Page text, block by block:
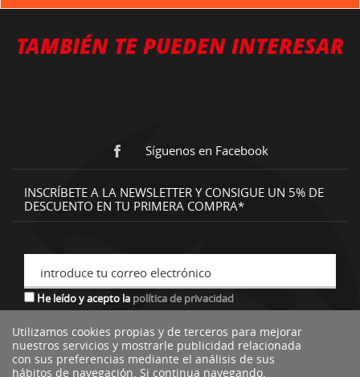
TAMBIÉN TE PUEDEN INTERESAR
Síguenos en Facebook
INSCRÍBETE A LA NEWSLETTER Y CONSIGUE UN 5% DE
DESCUENTO EN TU PRIMERA COMPRA*
introduce tu correo electrónico
He leído y acepto la política de privacidad
*descuento no acumulable a otras ofertas o promociones.
Utilizamos cookies propias y de terceros para mejorar
nuestros servicios y mostrarle publicidad relacionada
con sus preferencias mediante el análisis de sus
hábitos de navegación. Si continua navegando,